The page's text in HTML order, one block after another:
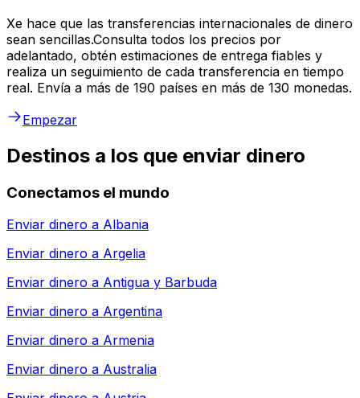
Xe hace que las transferencias internacionales de dinero
sean sencillas.Consulta todos los precios por
adelantado, obtén estimaciones de entrega fiables y
realiza un seguimiento de cada transferencia en tiempo
real. Envía a más de 190 países en más de 130 monedas.
Empezar
Destinos a los que enviar dinero
Conectamos el mundo
Enviar dinero a Albania
Enviar dinero a Argelia
Enviar dinero a Antigua y Barbuda
Enviar dinero a Argentina
Enviar dinero a Armenia
Enviar dinero a Australia